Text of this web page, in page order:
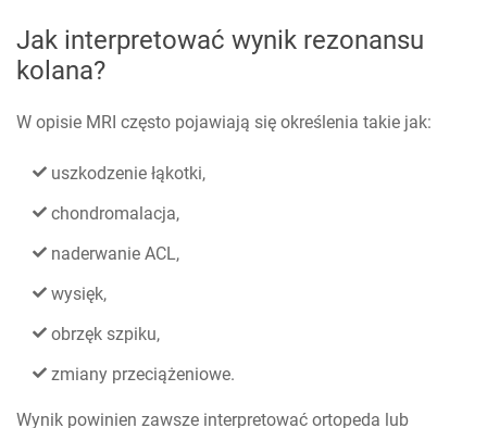
Jak interpretować wynik rezonansu
kolana?
W opisie MRI często pojawiają się określenia takie jak:
uszkodzenie łąkotki,
chondromalacja,
naderwanie ACL,
wysięk,
obrzęk szpiku,
zmiany przeciążeniowe.
Wynik powinien zawsze interpretować ortopeda lub